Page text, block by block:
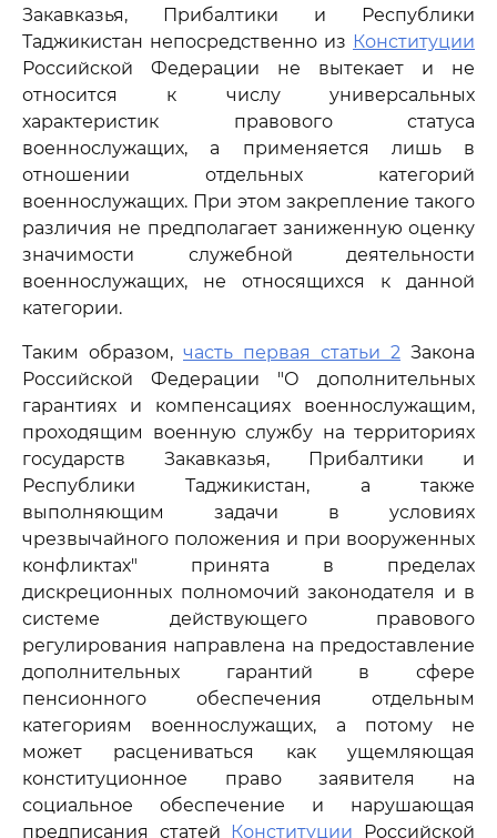
Закавказья, Прибалтики и Республики
Таджикистан непосредственно из Конституции
Российской Федерации не вытекает и не
относится к числу универсальных
характеристик правового статуса
военнослужащих, а применяется лишь в
отношении отдельных категорий
военнослужащих. При этом закрепление такого
различия не предполагает заниженную оценку
значимости служебной деятельности
военнослужащих, не относящихся к данной
категории.
Таким образом, часть первая статьи 2 Закона
Российской Федерации "О дополнительных
гарантиях и компенсациях военнослужащим,
проходящим военную службу на территориях
государств Закавказья, Прибалтики и
Республики Таджикистан, а также
выполняющим задачи в условиях
чрезвычайного положения и при вооруженных
конфликтах" принята в пределах
дискреционных полномочий законодателя и в
системе действующего правового
регулирования направлена на предоставление
дополнительных гарантий в сфере
пенсионного обеспечения отдельным
категориям военнослужащих, а потому не
может расцениваться как ущемляющая
конституционное право заявителя на
социальное обеспечение и нарушающая
предписания статей Конституции Российской